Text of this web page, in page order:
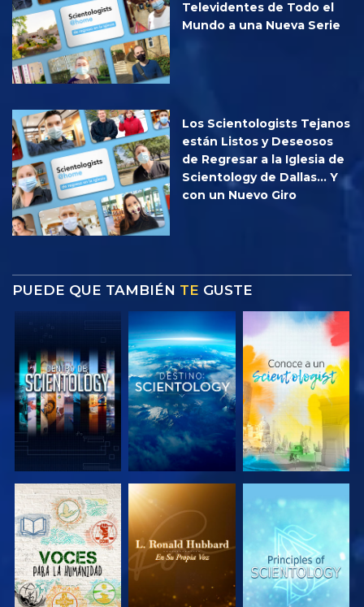
Televidentes de Todo el
Mundo a una Nueva Serie
Los Scientologists Tejanos
están Listos y Deseosos
de Regresar a la Iglesia de
Scientology de Dallas... Y
con un Nuevo Giro
PUEDE QUE TAMBIÉN TE GUSTE
EXPLORA LAS
SERIES
EXPLORA LAS
SERIES
EXPLORA LAS
SERIES